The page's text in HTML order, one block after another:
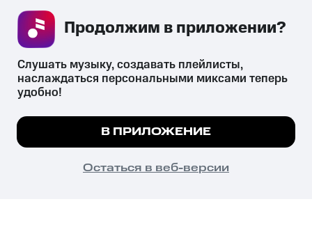
СКАЧАТЬ ПРИЛОЖЕНИЕ
психотропных веществ, их аналогов причиняет вред здоровью,
их незаконный оборот запрещён и влечёт установленную
законодательством ответственность.
© 2026 ООО «КИОН».
Все права защищены
Мы используем куки, чтобы на сайте все
Подробнее
ПОНЯТНО
Слушать музыку, создавать плейлисты,
наслаждаться персональными миксами теперь
удобно!
В ПРИЛОЖЕНИЕ
Остаться в веб-версии